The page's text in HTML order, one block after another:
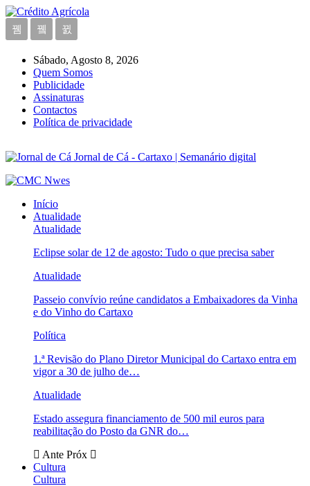
Sábado, Agosto 8, 2026
Quem Somos
Publicidade
Assinaturas
Contactos
Política de privacidade
Jornal de Cá - Cartaxo | Semanário digital
Início
Atualidade
Atualidade
Eclipse solar de 12 de agosto: Tudo o que precisa saber
Atualidade
Passeio convívio reúne candidatos a Embaixadores da Vinha
e do Vinho do Cartaxo
Política
1.ª Revisão do Plano Diretor Municipal do Cartaxo entra em
vigor a 30 de julho de…
Atualidade
Estado assegura financiamento de 500 mil euros para
reabilitação do Posto da GNR do…
Ante Próx
Cultura
Cultura